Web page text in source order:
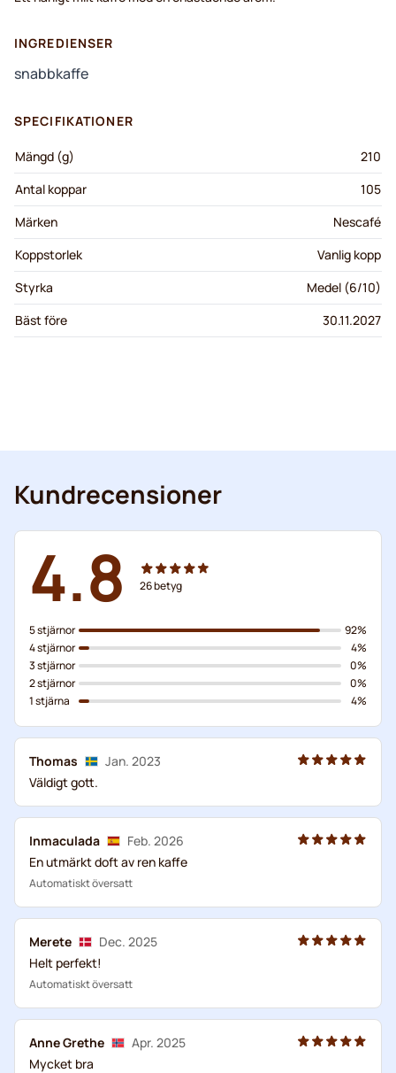
INGREDIENSER
snabbkaffe
SPECIFIKATIONER
Mängd (g)
210
Antal koppar
105
Märken
Nescafé
Koppstorlek
Vanlig kopp
Styrka
Medel (6/10)
Bäst före
30.11.2027
Kundrecensioner
4.8 26betyg
5 stjärnor
4 stjärnor
3 stjärnor
2 stjärnor
1 stjärna
92%
4%
0%
0%
4%
Thomas
Jan. 2023
Väldigt gott.
Inmaculada
Feb. 2026
En utmärkt doft av ren kaffe
Automatiskt översatt
Merete
Dec. 2025
Helt perfekt!
Automatiskt översatt
Anne Grethe
Apr. 2025
Mycket bra